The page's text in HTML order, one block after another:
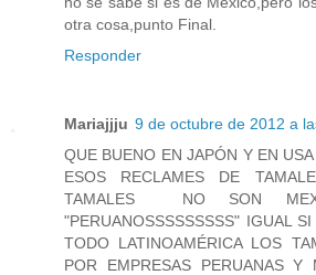
otra cosa,punto Final.
Responder
Mariajjju 9 de octubre de 2012 a
QUE BUENO EN JAPÓN Y EN
ESOS RECLAMES DE
TAMALES NO SON
"PERUANOSSSSSSSSS" IGUAL
TODO LATINOAMÉRICA LOS
POR EMPRESAS PERUANAS Y